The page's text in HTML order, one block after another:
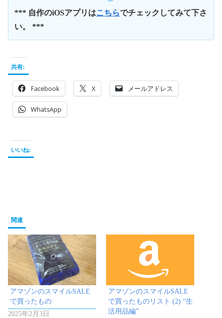
*** 自作のiOSアプリはこちらでチェックしてみて下さ
い。 ***
共有:
Facebook X メールアドレス
WhatsApp
いいね:
関連
アマゾンのスマイルSALE
で買ったもの
2025年2月3日
アマゾンのスマイルSALE
で買ったものリスト (2) “生
活用品編”